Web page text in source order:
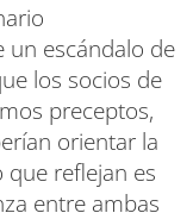
un escándalo de
los socios de
preceptos,
orientar la
que reflejan es
entre ambas